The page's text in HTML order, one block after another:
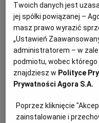
SOST,
KSIĄŻKI.
SŁÓWKA.
Twoich danych jest
jej spółki powiązanej –
masz prawo wyrazić
„Ustawień
administratorem – w
podmiotu, wobec
znajdziesz w Polityce
Prywatności Agora S.A.
Poprzez kliknięcie
zainstalowanie i